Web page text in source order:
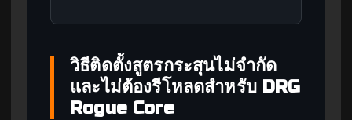
วิธีติดตั้งสูตรกระสุนไม่จำกัด
และไม่ต้องรีโหลดสำหรับ DRG
Rogue Core